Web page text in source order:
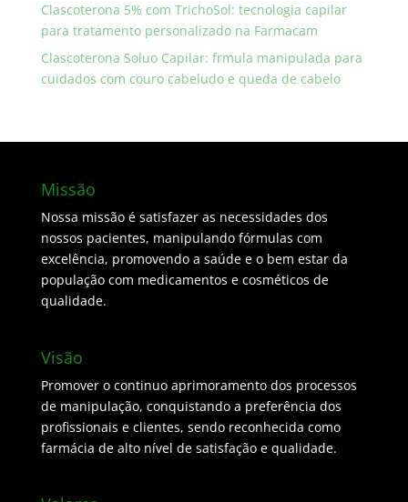
Clascoterona 5% com TrichoSol: tecnologia capilar
para tratamento personalizado na Farmacam
Clascoterona Soluo Capilar: frmula manipulada para
cuidados com couro cabeludo e queda de cabelo
Missão
Nossa missão é satisfazer as necessidades dos
nossos pacientes, manipulando fórmulas com
excelência, promovendo a saúde e o bem estar da
população com medicamentos e cosméticos de
qualidade.
Visão
Promover o continuo aprimoramento dos processos
de manipulação, conquistando a preferência dos
profissionais e clientes, sendo reconhecida como
farmácia de alto nível de satisfação e qualidade.